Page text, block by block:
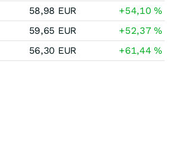
58,98 EUR +54,10%
59,65 EUR +52,37%
56,30 EUR +61,44%